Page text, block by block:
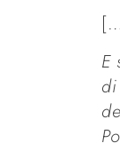
E
di